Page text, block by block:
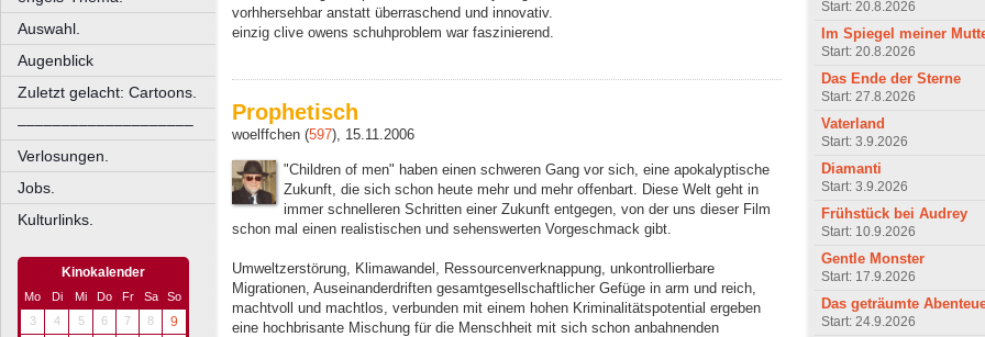
Auswahl.
Augenblick
Zuletzt gelacht: Cartoons.
––––––––––––––––––––
Verlosungen.
Jobs.
Kulturlinks.
Kinokalender
Mo Di Mi Do Fr Sa
So
3
4 5 6 7 8
9
vorhhersehbar anstatt überraschend und innovativ.
einzig clive owens schuhproblem war faszinierend.
Prophetisch
woelffchen (597), 15.11.2006
"Children of men" haben einen schweren Gang vor sich, eine apokalyptische
Zukunft, die sich schon heute mehr und mehr offenbart. Diese Welt geht in
immer schnelleren Schritten einer Zukunft entgegen, von der uns dieser Film
schon mal einen realistischen und sehenswerten Vorgeschmack gibt.
Umweltzerstörung, Klimawandel, Ressourcenverknappung, unkontrollierbare
Migrationen, Auseinanderdriften gesamtgesellschaftlicher Gefüge in arm und reich,
machtvoll und machtlos, verbunden mit einem hohen Kriminalitätspotential ergeben
eine hochbrisante Mischung für die Menschheit mit sich schon anbahnenden
Start: 20.8.2026
Im Spiegel meiner
Start: 20.8.2026
Das Ende der Sterne
Start: 27.8.2026
Vaterland
Start: 3.9.2026
Diamanti
Start: 3.9.2026
Frühstück bei Audrey
Start: 10.9.2026
Gentle Monster
Start: 17.9.2026
Das geträumte
Start: 24.9.2026